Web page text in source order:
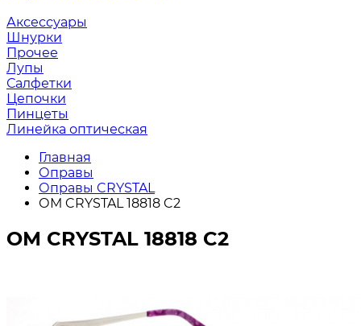
Аксессуары
Шнурки
Прочее
Лупы
Салфетки
Цепочки
Пинцеты
Линейка оптическая
Главная
Оправы
Оправы CRYSTAL
ОМ CRYSTAL 18818 C2
ОМ CRYSTAL 18818 C2